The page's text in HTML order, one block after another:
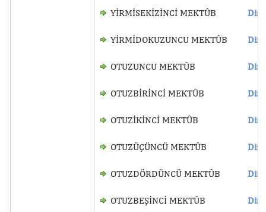
YİRMİSEKİZİNCİ MEKTÛB
YİRMİDOKUZUNCU MEKTÛB
OTUZUNCU MEKTÛB
OTUZBİRİNCİ MEKTÛB
OTUZİKİNCİ MEKTÛB
OTUZÜÇÜNCÜ MEKTÛB
OTUZDÖRDÜNCÜ MEKTÛB
OTUZBEŞİNCİ MEKTÛB